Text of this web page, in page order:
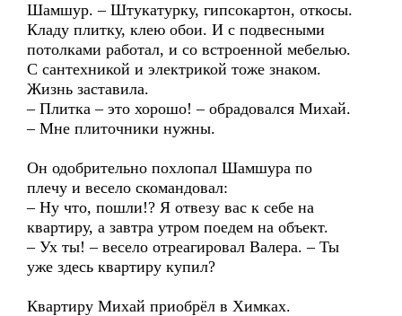
Шамшур. – Штукатурку, гипсокартон, откосы.
Кладу плитку, клею обои. И с подвесными
потолками работал, и со встроенной мебелью.
С сантехникой и электрикой тоже знаком.
Жизнь заставила.
– Плитка – это хорошо! – обрадовался Михай.
– Мне плиточники нужны.
Он одобрительно похлопал Шамшура по
плечу и весело скомандовал:
– Ну что, пошли!? Я отвезу вас к себе на
квартиру, а завтра утром поедем на объект.
– Ух ты! – весело отреагировал Валера. – Ты
уже здесь квартиру купил?
Квартиру Михай приобрёл в Химках.